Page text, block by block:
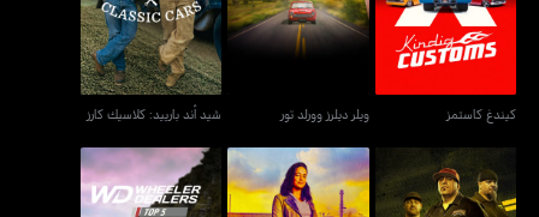
كيندغ كاستمز ويلر ديلرز وورلد تور شيد أند بارييد: كلاسيك كارز